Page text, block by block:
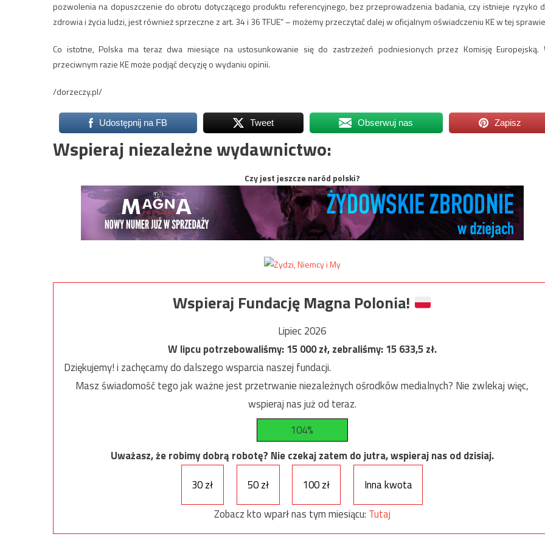
pozwolenia na dopuszczenie do obrotu dotyczącego produktu referencyjnego, bez przeprowadzenia badania, czy istnieje ryzyko
zdrowia i życia ludzi, jest również sprzeczne z art. 34 i 36 TFUE” – możemy przeczytać dalej w oficjalnym oświadczeniu KE w tej
Co istotne, Polska ma teraz dwa miesiące na ustosunkowanie się do zastrzeżeń podniesionych przez Komisję Europejską.
przeciwnym razie KE może podjąć decyzję o wydaniu opinii.
/dorzeczy.pl/
Udostępnij na FB Tweet Obserwuj nas Zapisz
Wspieraj niezależne wydawnictwo:
Czy jest jeszcze naród polski?
Wspieraj Fundację Magna Polonia!
Lipiec 2026
W lipcu potrzebowaliśmy:15 000zł, zebraliśmy:15 633,5zł.
Dziękujemy! i zachęcamy do dalszego wsparcia naszej fundacji.
Masz świadomość tego jak ważne jest przetrwanie niezależnych ośrodków medialnych? Nie zwlekaj więc,
wspieraj nas już od teraz.
104%
Uważasz, że robimy dobrą robotę? Nie czekaj zatem do jutra, wspieraj nas od dzisiaj.
30 zł
50 zł 100 zł
Inna kwota
Zobacz kto wparł nas tym miesiącu: Tutaj